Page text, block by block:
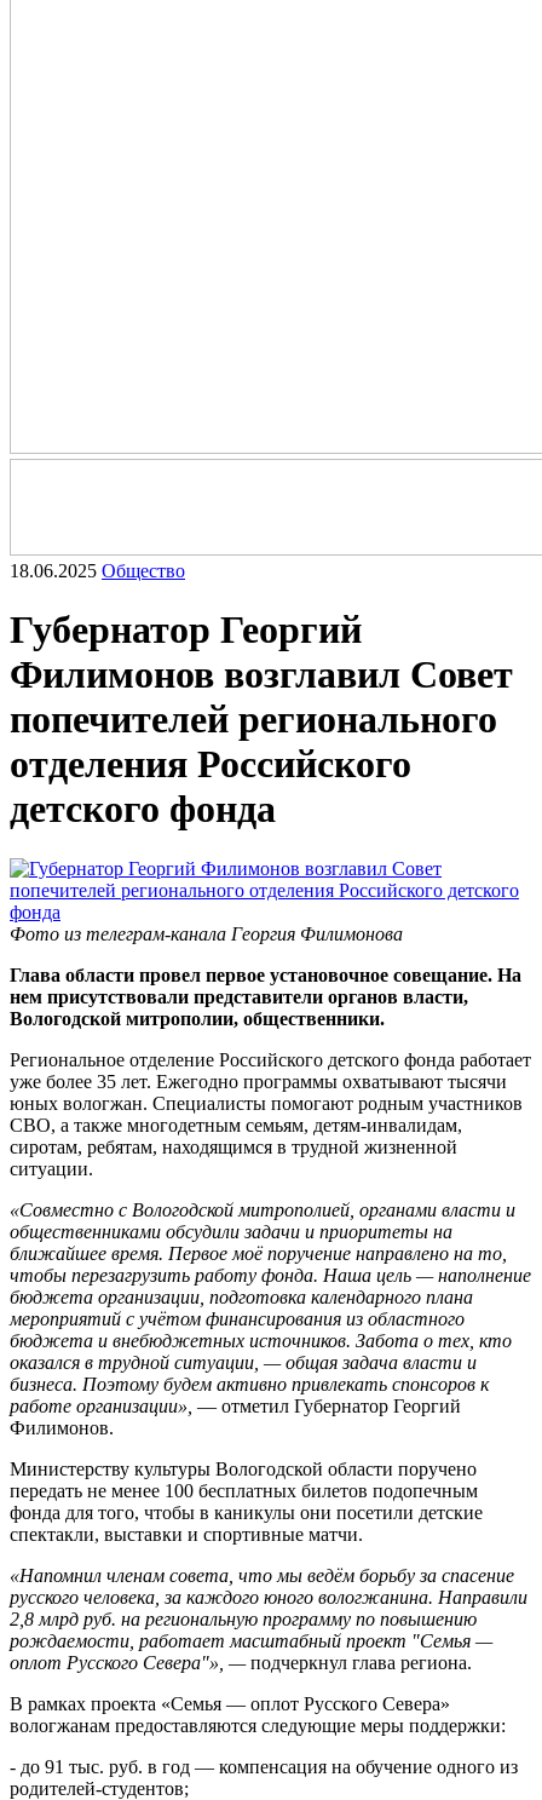
18.06.2025 Общество
Губернатор Георгий
Филимонов возглавил Совет
попечителей регионального
отделения Российского
детского фонда
Фото из телеграм-канала Георгия Филимонова
Глава области провел первое установочное совещание. На
нем присутствовали представители органов власти,
Вологодской митрополии, общественники.
Региональное отделение Российского детского фонда работает
уже более 35 лет. Ежегодно программы охватывают тысячи
юных вологжан. Специалисты помогают родным участников
СВО, а также многодетным семьям, детям-инвалидам,
сиротам, ребятам, находящимся в трудной жизненной
ситуации.
«Совместно с Вологодской митрополией, органами власти и
общественниками обсудили задачи и приоритеты на
ближайшее время. Первое моё поручение направлено на то,
чтобы перезагрузить работу фонда. Наша цель — наполнение
бюджета организации, подготовка календарного плана
мероприятий с учётом финансирования из областного
бюджета и внебюджетных источников. Забота о тех, кто
оказался в трудной ситуации, — общая задача власти и
бизнеса. Поэтому будем активно привлекать спонсоров к
работе организации», — отметил Губернатор Георгий
Филимонов.
Министерству культуры Вологодской области поручено
передать не менее 100 бесплатных билетов подопечным
фонда для того, чтобы в каникулы они посетили детские
спектакли, выставки и спортивные матчи.
«Напомнил членам совета, что мы ведём борьбу за спасение
русского человека, за каждого юного вологжанина. Направили
2,8 млрд руб. на региональную программу по повышению
рождаемости, работает масштабный проект "Семья —
оплот Русского Севера"», —подчеркнул глава региона.
В рамках проекта «Семья — оплот Русского Севера»
вологжанам предоставляются следующие меры поддержки:
- до 91 тыс. руб. в год — компенсация на обучение одного из
родителей-студентов;